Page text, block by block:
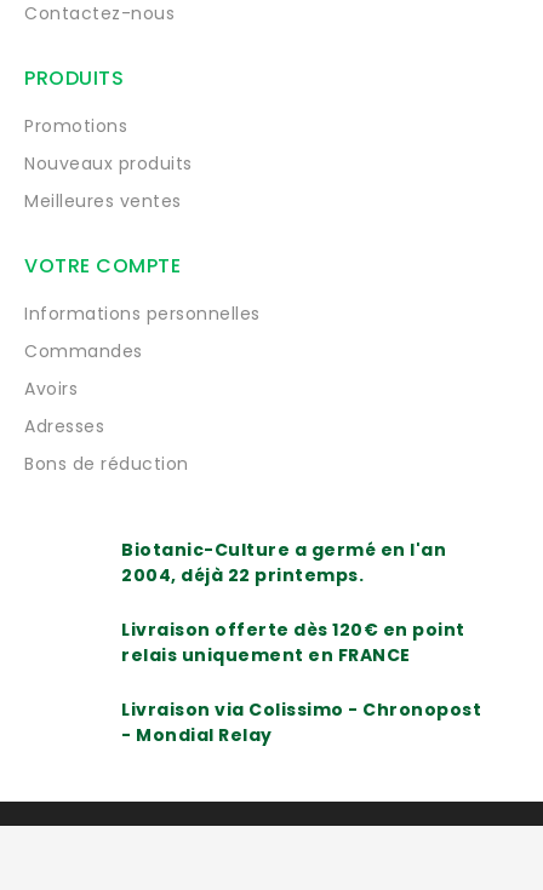
Contactez-nous
PRODUITS
Promotions
Nouveaux produits
Meilleures ventes
VOTRE COMPTE
Informations personnelles
Commandes
Avoirs
Adresses
Bons de réduction
Biotanic-Culture a germé en l'an
2004, déjà 22 printemps.
Livraison offerte dès 120€ en point
relais uniquement en FRANCE
Livraison via Colissimo - Chronopost
- Mondial Relay